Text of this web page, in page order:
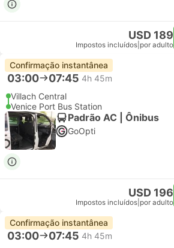
USD 189
Impostos incluídos por adulto
Confirmação instantânea
03:00 07:45 4h 45m
Villach Central
Venice Port Bus Station
Padrão AC | Ônibus
GoOpti
USD 196
Impostos incluídos por adulto
Confirmação instantânea
03:00 07:45 4h 45m